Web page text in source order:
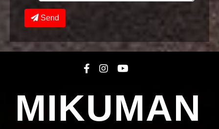
Send
MIKUMAN